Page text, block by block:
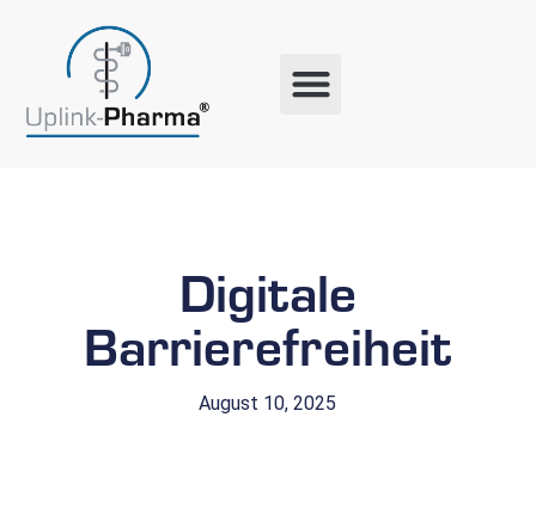
Digitale
Barrierefreiheit
August 10, 2025